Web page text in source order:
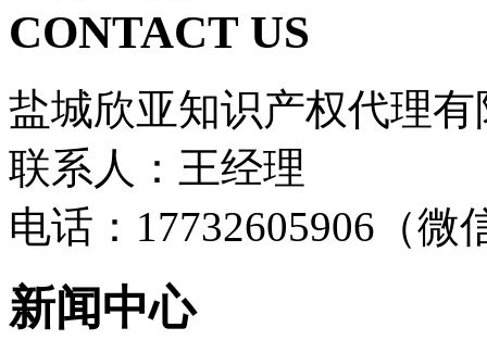
CONTACT US
盐城欣亚知识产权代理有
联系人：王经理
电话：17732605906（微
新闻中心